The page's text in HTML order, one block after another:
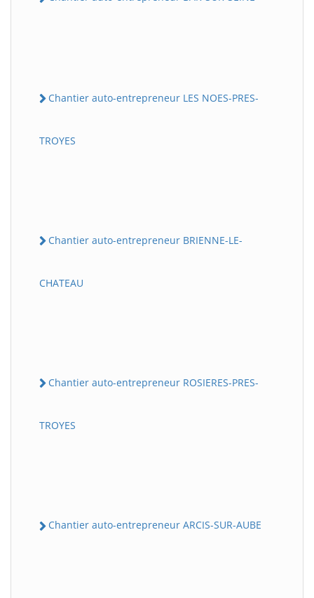
Chantier auto-entrepreneur LES NOES-PRES-
TROYES
Chantier auto-entrepreneur BRIENNE-LE-
CHATEAU
Chantier auto-entrepreneur ROSIERES-PRES-
TROYES
Chantier auto-entrepreneur ARCIS-SUR-AUBE